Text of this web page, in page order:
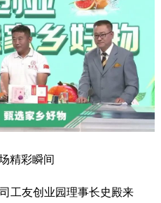
精彩瞬间
友创业园理事长史殿来